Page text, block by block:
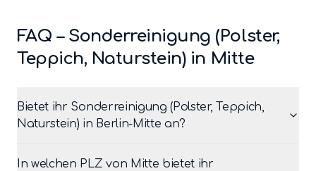
FAQ – Sonderreinigung (Polster,
Teppich, Naturstein)in Mitte
Bietet ihr Sonderreinigung (Polster, Teppich,
Naturstein) in Berlin-Mitte an?
In welchen PLZ von Mitte bietet ihr